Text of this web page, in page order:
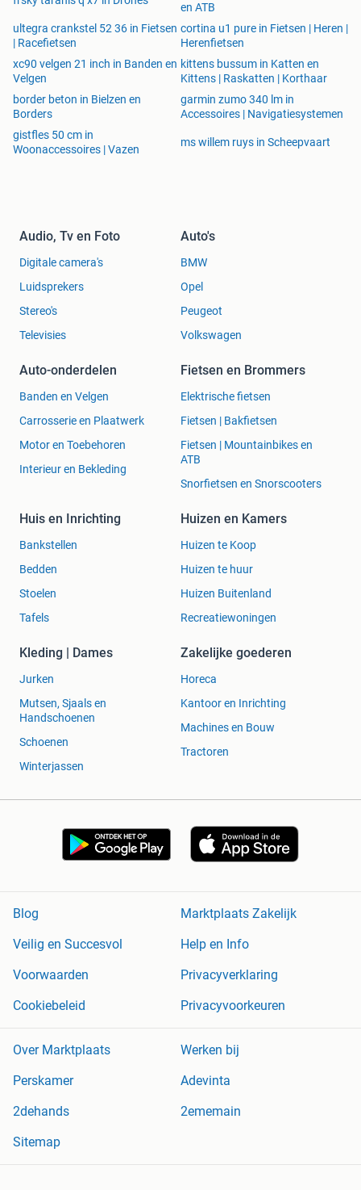
en ATB
ultegra crankstel 52 36 in Fietsen
| Racefietsen
cortina u1 pure in Fietsen | Heren |
Herenfietsen
xc90 velgen 21 inch in Banden en
Velgen
kittens bussum in Katten en
Kittens | Raskatten | Korthaar
border beton in Bielzen en
Borders
garmin zumo 340 lm in
Accessoires | Navigatiesystemen
gistfles 50 cm in
Woonaccessoires | Vazen
ms willem ruys in Scheepvaart
Audio, Tv en Foto
Digitale camera's
Luidsprekers
Stereo's
Televisies
Auto's
BMW
Opel
Peugeot
Volkswagen
Auto-onderdelen
Banden en Velgen
Carrosserie en Plaatwerk
Motor en Toebehoren
Interieur en Bekleding
Fietsen en Brommers
Elektrische fietsen
Fietsen | Bakfietsen
Fietsen | Mountainbikes en
ATB
Snorfietsen en Snorscooters
Huis en Inrichting
Bankstellen
Bedden
Stoelen
Tafels
Huizen en Kamers
Huizen te Koop
Huizen te huur
Huizen Buitenland
Recreatiewoningen
Kleding | Dames
Jurken
Mutsen, Sjaals en
Handschoenen
Schoenen
Winterjassen
Zakelijke goederen
Horeca
Kantoor en Inrichting
Machines en Bouw
Tractoren
Blog
Marktplaats Zakelijk
Veilig en Succesvol
Help en Info
Voorwaarden
Privacyverklaring
Cookiebeleid
Privacyvoorkeuren
Over Marktplaats
Werken bij
Perskamer
Adevinta
2dehands
2ememain
Sitemap